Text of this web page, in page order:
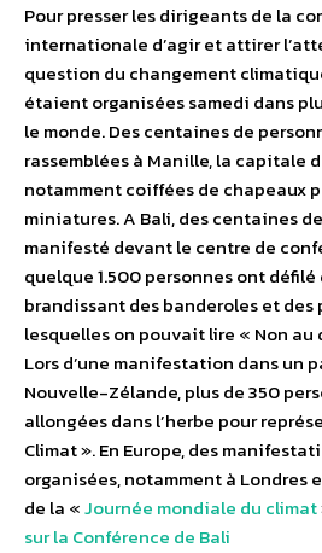
Pour presser les dirigeants de la
internationale d’agir et attirer
question du changement
étaient organisées samedi dans
le monde. Des centaines de
rassemblées à Manille, la capitale
notamment coiffées de chapeaux
miniatures. A Bali, des centaines
manifesté devant le centre de
quelque 1.500 personnes ont défilé
brandissant des banderoles et des
lesquelles on pouvait lire « Non au
Lors d’une manifestation dans un
Nouvelle-Zélande, plus de 350
allongées dans l’herbe pour
Climat ». En Europe, des
organisées, notamment à Londres
de la «Journée mondiale du climat
sur la Conférence de Bali